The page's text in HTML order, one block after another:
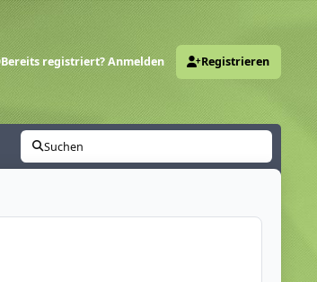
Bereits registriert? Anmelden Registrieren
Suchen